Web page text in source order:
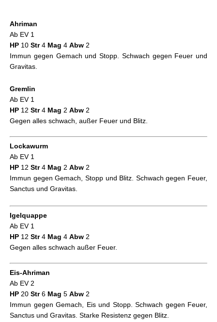
Ahriman
Ab EV 1
HP 10 Str4 Mag 4 Abw 2
Immun gegen Gemach und Stopp. Schwach gegen Feuer und
Gravitas.
Gremlin
Ab EV 1
HP 12 Str4 Mag 2 Abw 2
Gegen alles schwach, außer Feuer und Blitz.
Lockawurm
Ab EV 1
HP 12 Str4 Mag 2 Abw 2
Immun gegen Gemach, Stopp und Blitz. Schwach gegen Feuer,
Sanctus und Gravitas.
Igelquappe
Ab EV 1
HP 12 Str4 Mag 4 Abw 2
Gegen alles schwach außer Feuer.
Eis-Ahriman
Ab EV 2
HP 20 Str6 Mag 5 Abw 2
Immun gegen Gemach, Eis und Stopp. Schwach gegen Feuer,
Sanctus und Gravitas. Starke Resistenz gegen Blitz.